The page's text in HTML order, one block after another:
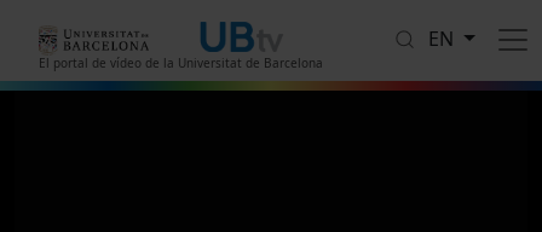
El portal de vídeo de la Universitat de Barcelona
EN